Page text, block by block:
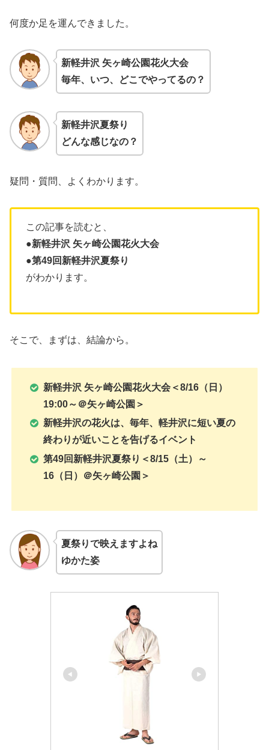
何度か足を運んできました。
新軽井沢 矢ヶ崎公園花火大会
毎年、いつ、どこでやってるの？
新軽井沢夏祭り
どんな感じなの？
疑問・質問、よくわかります。
この記事を読むと、
●新軽井沢 矢ヶ崎公園花火大会
●第49回新軽井沢夏祭り
がわかります。
そこで、まずは、結論から。
新軽井沢 矢ヶ崎公園花火大会＜8/16（日）
19:00～＠矢ヶ崎公園＞
新軽井沢の花火は、毎年、軽井沢に短い夏の
終わりが近いことを告げるイベント
第49回新軽井沢夏祭り ＜8/15（土）～
16（日）＠矢ヶ崎公園＞
夏祭りで映えますよね
ゆかた姿